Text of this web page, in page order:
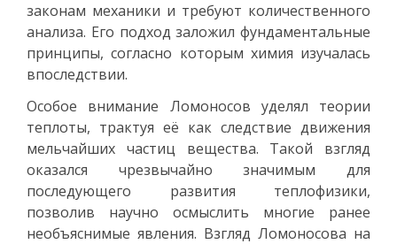
законам механики и требуют количественного
анализа. Его подход заложил фундаментальные
принципы, согласно которым химия изучалась
впоследствии.
Особое внимание Ломоносов уделял теории
теплоты, трактуя её как следствие движения
мельчайших частиц вещества. Такой взгляд
оказался чрезвычайно значимым для
последующего развития теплофизики,
позволив научно осмыслить многие ранее
необъяснимые явления. Взгляд Ломоносова на